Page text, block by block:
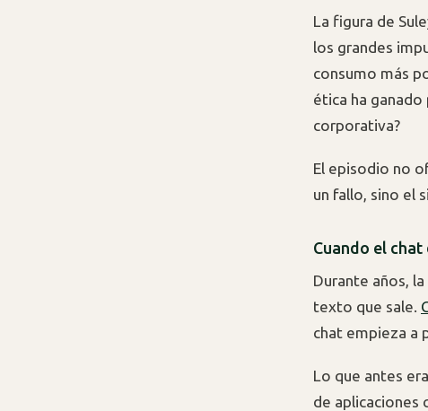
La figura de
los grandes
consumo más
ética ha
corporativa?
El episodio no
un fallo, sino el
Cuando el
Durante años,
texto que sale.
chat empieza a
Lo que antes
de aplicaciones